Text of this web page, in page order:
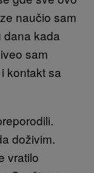
naučio sam
dana kada
sam
kontakt sa
doživim.
vratilo